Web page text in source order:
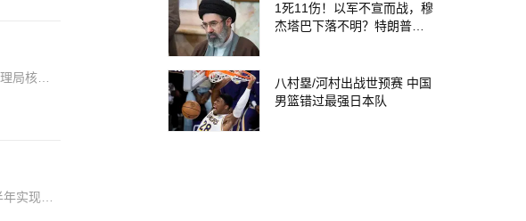
局核发
实现归
1死11伤！以军不宣而战，穆
杰塔巴下落不明？特朗普第1
八村塁/河村出战世预赛 中国
男篮错过最强日本队